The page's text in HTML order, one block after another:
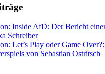
Inside AfD: Der Bericht
Schreiber
Let’s Play oder Game
von Sebastian Ostritsch